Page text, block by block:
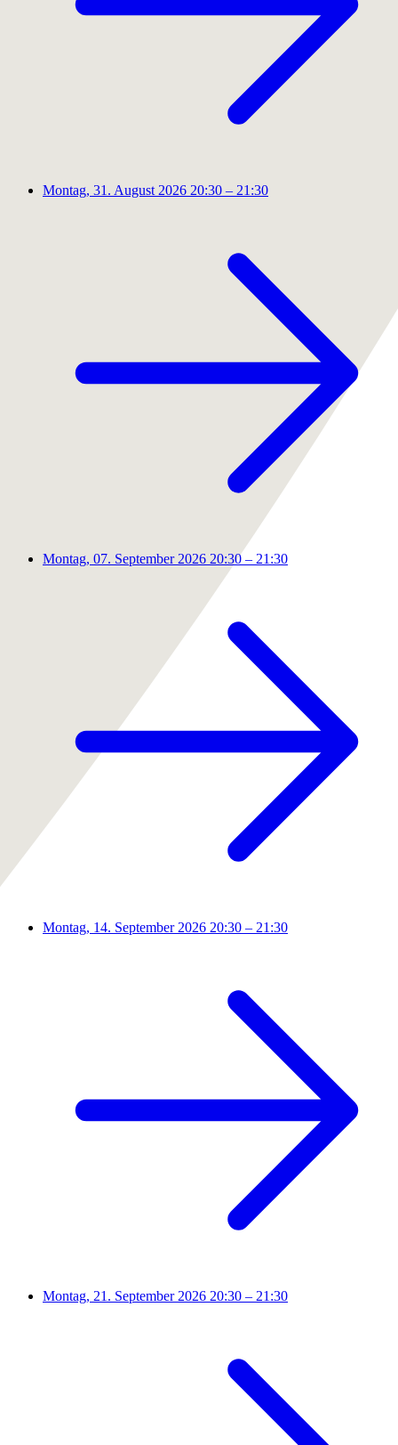
Montag, 31. August 2026 20:30 – 21:30
Montag, 07. September 2026 20:30 – 21:30
Montag, 14. September 2026 20:30 – 21:30
Montag, 21. September 2026 20:30 – 21:30